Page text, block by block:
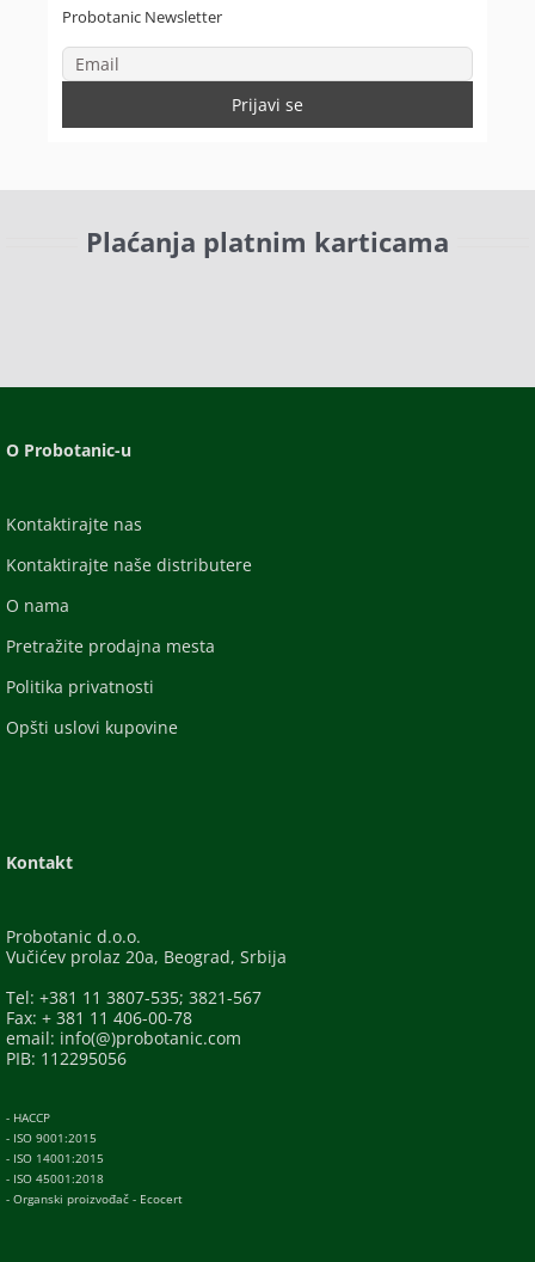
Probotanic Newsletter
Plaćanja platnim karticama
O Probotanic-u
Kontaktirajte nas
Kontaktirajte naše distributere
O nama
Pretražite prodajna mesta
Politika privatnosti
Opšti uslovi kupovine
Kontakt
Probotanic d.o.o.
Vučićev prolaz 20a, Beograd, Srbija
Tel: +381 11 3807-535; 3821-567
Fax: + 381 11 406-00-78
email: info(@)probotanic.com
PIB: 112295056
- HACCP
- ISO 9001:2015
- ISO 14001:2015
- ISO 45001:2018
- Organski proizvođač - Ecocert